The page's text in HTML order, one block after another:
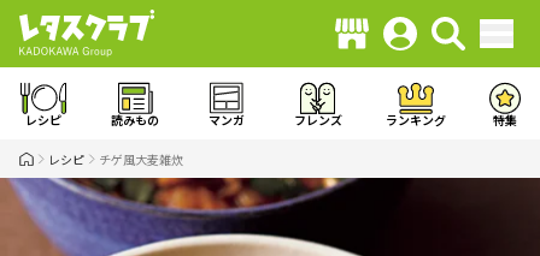
レシピ 読みもの マンガ フレンズ ランキング 特集
レシピ チゲ風大麦雑炊